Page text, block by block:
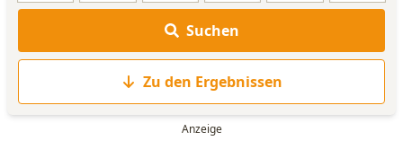
WORTLISTE
Suchen
Zu den Ergebnissen